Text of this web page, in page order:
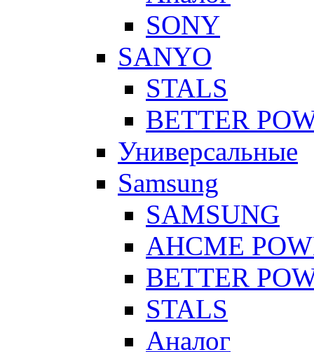
SONY
SANYO
STALS
BETTER
Универсальные
Samsung
SAMSUNG
AHCME
BETTER
STALS
Аналог